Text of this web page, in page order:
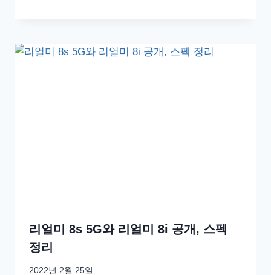
리얼미 8s 5G와 리얼미 8i 공개, 스펙
정리
2022년 2월 25일